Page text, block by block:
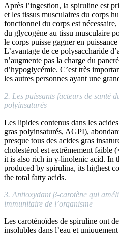
Après l’ingestion, la spiruline est
et les tissus musculaires du corps
fonctionnel du corps est
du glycogène au tissu musculaire
le corps puisse gagner en
L’avantage de ce polysaccharide
n’augmente pas la charge du
d’hypoglycémie. C’est très
les autres personnes ayant une
2. Les puissants facteurs de santé
polyinsaturés
Les lipides contenus dans les
gras polyinsaturés, AGPI),
presque tous des acides gras
cholestérol est extrêmement faible
it is also rich in γ-linolenic acid. In
produced by spirulina, its highest
the total fatty acids.
3. Antioxydant β-carotène qui
immunitaire de l’organisme
Les caroténoïdes de spiruline ont
insolubles dans l’eau et